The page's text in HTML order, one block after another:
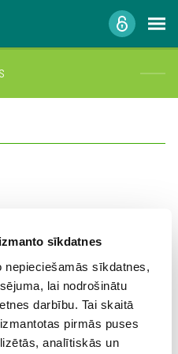
sīkdatnes
nepieciešamās sīkdatnes,
lai nodrošinātu
darbību. Tai skaitā
pirmās puses
analītiskās un